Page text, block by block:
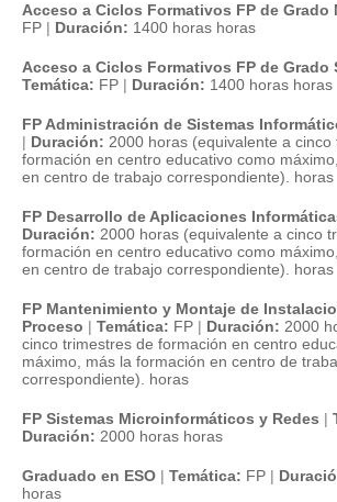
Acceso a Ciclos Formativos FP de Grado
FP | Duración: 1400 horas horas
Acceso a Ciclos Formativos FP de Grado
Temática: FP | Duración: 1400 horas horas
FP Administración de Sistemas
| Duración: 2000 horas (equivalente a cinco
formación en centro educativo como
en centro de trabajo correspondiente). horas
FP Desarrollo de Aplicaciones
Duración: 2000 horas (equivalente a cinco
formación en centro educativo como
en centro de trabajo correspondiente). horas
FP Mantenimiento y Montaje de
Proceso | Temática: FP | Duración: 2000
cinco trimestres de formación en centro
máximo, más la formación en centro de
correspondiente). horas
FP Sistemas Microinformáticos y Redes |
Duración: 2000 horas horas
Graduado en ESO | Temática: FP |
horas